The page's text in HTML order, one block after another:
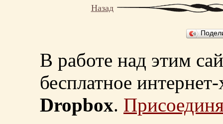
Назад
В работе над этим
бесплатное
Dropbox.